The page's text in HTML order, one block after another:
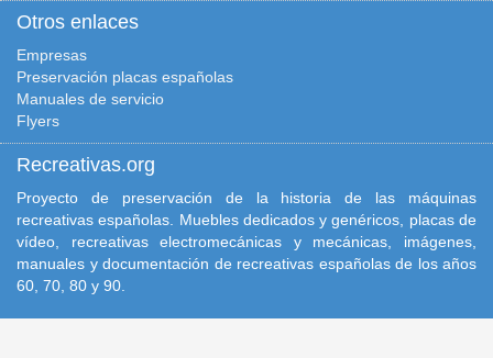
Otros enlaces
Empresas
Preservación placas españolas
Manuales de servicio
Flyers
Recreativas.org
Proyecto de preservación de la historia de las máquinas
recreativas españolas. Muebles dedicados y genéricos, placas de
vídeo, recreativas electromecánicas y mecánicas, imágenes,
manuales y documentación de recreativas españolas de los años
60, 70, 80 y 90.